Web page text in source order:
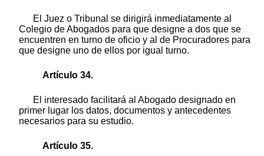
El Juez o Tribunal se dirigirá inmediatamente al
Colegio de Abogados para que designe a dos que se
encuentren en turno de oficio y al de Procuradores para
que designe uno de ellos por igual turno.
Artículo 34.
El interesado facilitará al Abogado designado en
primer lugar los datos, documentos y antecedentes
necesarios para su estudio.
Artículo 35.